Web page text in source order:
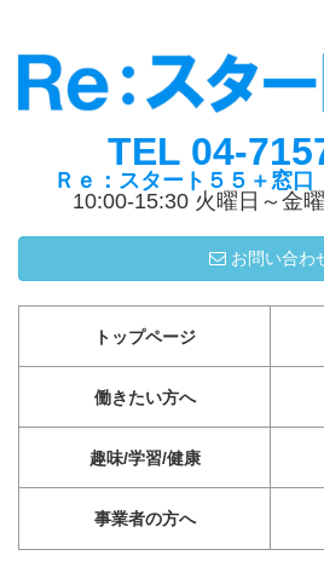
TEL 04-
Ｒｅ：スタート５５＋窓口
10:00-15:30 火曜日～金
お問い合わ
トップページ
働きたい方へ
趣味/学習/健康
事業者の方へ